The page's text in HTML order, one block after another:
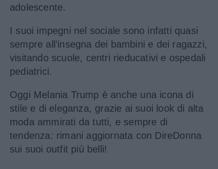
adolescente.
I suoi impegni nel sociale sono infatti quasi
sempre all’insegna dei bambini e dei ragazzi,
visitando scuole, centri rieducativi e ospedali
pediatrici.
Oggi Melania Trump è anche una icona di
stile e di eleganza, grazie ai suoi look di alta
moda ammirati da tutti, e sempre di
tendenza: rimani aggiornata con DireDonna
sui suoi outfit più belli!